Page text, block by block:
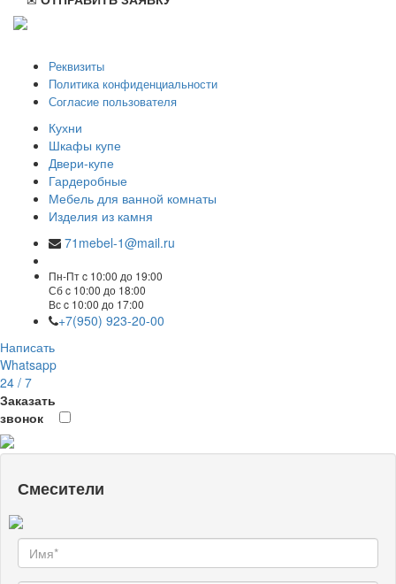
Реквизиты
Политика конфиденциальности
Согласие пользователя
Кухни
Шкафы купе
Двери-купе
Гардеробные
Мебель для ванной комнаты
Изделия из камня
71mebel-1@mail.ru
Пн-Пт c 10:00 до 19:00
Сб c 10:00 до 18:00
Вс c 10:00 до 17:00
+7(950) 923-20-00
Написать
Whatsapp
24 / 7
Заказать
звонок
Смесители